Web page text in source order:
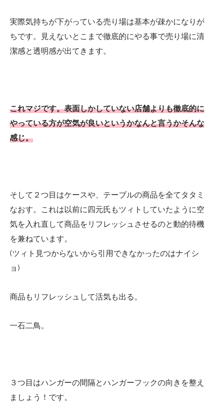
実際気持ちが下がっている売り場は基本が疎かになりが
ちです。見えないとこまで徹底的にやる事で売り場に清
潔感と透明感が出てきます。
これマジです。表面しかしていない店舗よりも徹底的に
やっている方が空気が良いというかなんと言うかそんな
感じ。
そして２つ目はケースや、テーブルの商品を全てタタミ
なおす。これは以前に四元氏もツィトしていたように空
気を入れ直して商品をリフレッシュさせるのと動的待機
を兼ねています。
(ツィト見つからないから引用できなかったのはナイシ
ョ)
商品もリフレッシュして活気も出る。
一石二鳥。
３つ目はハンガーの間隔とハンガーフックの向きを整え
ましょう！です。